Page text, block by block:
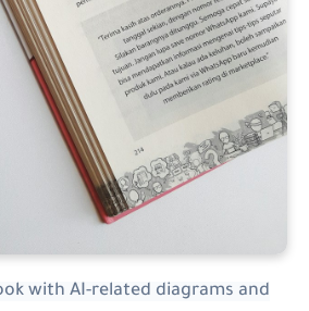
book with AI-related diagrams and